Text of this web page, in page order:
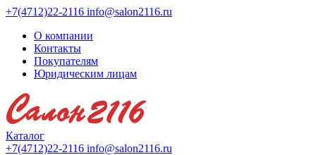
+7(4712)22-2116 info@salon2116.ru
О компании
Контакты
Покупателям
Юридическим лицам
Каталог
+7(4712)22-2116 info@salon2116.ru